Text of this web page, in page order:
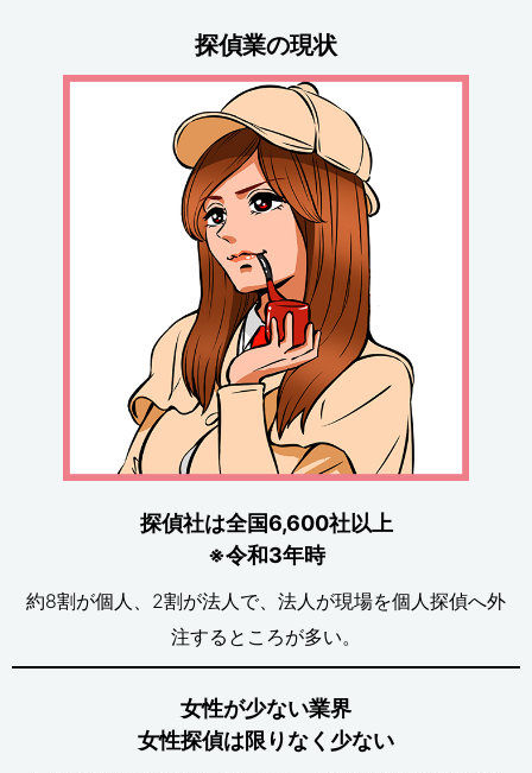
探偵業の現状
探偵社は全国6,600社以上
※令和3年時
約8割が個人、2割が法人で、法人が現場を個人探偵へ外
注するところが多い。
女性が少ない業界
女性探偵は限りなく少ない